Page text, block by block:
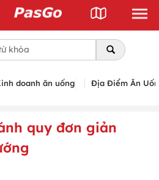
doanh ăn uống Địa Điểm Ăn
quy đơn giản